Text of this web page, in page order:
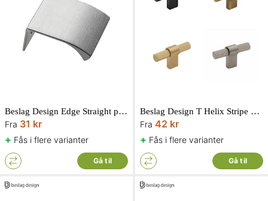
Beslag Design Edge Straight profilgreb
Fra 31 kr
+ Fås i flere varianter
Gå til
Beslag Design T Helix Stripe knop
Fra 42 kr
+ Fås i flere varianter
Gå til